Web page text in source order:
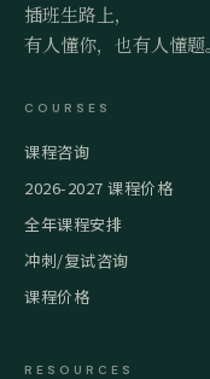
插班生路上，
有人懂你，也有人懂题。
COURSES
课程咨询
2026-2027 课程价格
全年课程安排
冲刺/复试咨询
课程价格
RESOURCES